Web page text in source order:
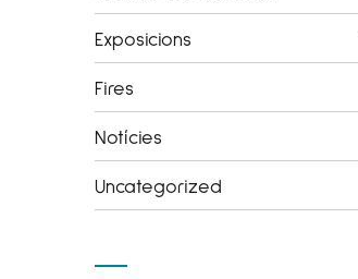
Exposicions
Fires
Notícies
Uncategorized